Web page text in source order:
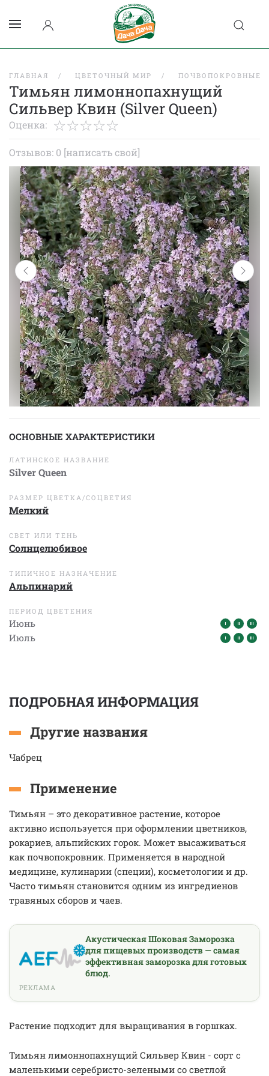
ГЛАВНАЯ ЦВЕТОЧНЫЙ МИР ПОЧВОПОКРОВНЫЕ
Тимьян лимоннопахнущий
Сильвер Квин (Silver Queen)
Оценка:
Отзывов: 0 [написать свой]
ОСНОВНЫЕ ХАРАКТЕРИСТИКИ
ЛАТИНСКОЕ НАЗВАНИЕ
Silver Queen
РАЗМЕР ЦВЕТКА/СОЦВЕТИЯ
Мелкий
СВЕТ ИЛИ ТЕНЬ
Солнцелюбивое
ТИПИЧНОЕ НАЗНАЧЕНИЕ
Альпинарий
ПЕРИОД ЦВЕТЕНИЯ
Июнь
Июль
ПОДРОБНАЯ ИНФОРМАЦИЯ
Другие названия
Чабрец
Применение
Тимьян – это декоративное растение, которое
активно используется при оформлении цветников,
рокариев, альпийских горок. Может высаживаться
как почвопокровник. Применяется в народной
медицине, кулинарии (специи), косметологии и др.
Часто тимьян становится одним из ингредиенов
травяных сборов и чаев.
Акустическая Шоковая Заморозка
для пищевых производств — самая
эффективная заморозка для готовых
блюд.
РЕКЛАМА
Растение подходит для выращивания в горшках.
Тимьян лимоннопахнущий Сильвер Квин - сорт с
маленькими серебристо-зелеными со светлой